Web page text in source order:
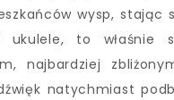
wysp,
to właśnie
najbardziej
natychmiast